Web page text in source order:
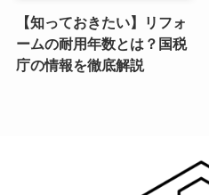
【知っておきたい】リフォ
ームの耐用年数とは？国税
庁の情報を徹底解説